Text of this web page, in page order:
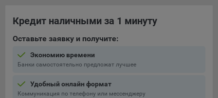
9.5. Файлы cookie, применяемые для определения целевой
аудитории и в рекламных целях, например Яндекс.Метрика,
Технические/Функциональные, хранятся не более года;
Необходимые для функционирования веб-аналитических
платформ «Google Analytics», «Яндекс.Метрика»
Кредит наличными за 1 минуту
Оставьте заявку и получите:
Экономию времени
Банки самостоятельно предложат лучшее
Удобный онлайн формат
Коммуникация по телефону или мессенджеру